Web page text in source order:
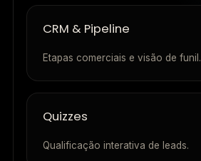
CRM & Pipeline
Etapas comerciais e visão de funil.
Quizzes
Qualificação interativa de leads.